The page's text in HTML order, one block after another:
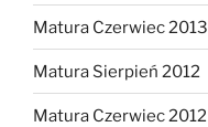
Matura Czerwiec 2013
Matura Sierpień 2012
Matura Czerwiec 2012